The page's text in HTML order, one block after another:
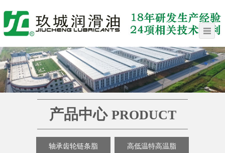
产品中心 PRODUCT
轴承齿轮链条脂 高低温特高温脂